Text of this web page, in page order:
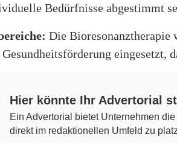
Bedürfnisse abgestimmt
Die Bioresonanztherapie
eingesetzt,
Hier könnte Ihr Advertorial
Ein Advertorial bietet Unternehmen
direkt im redaktionellen Umfeld zu